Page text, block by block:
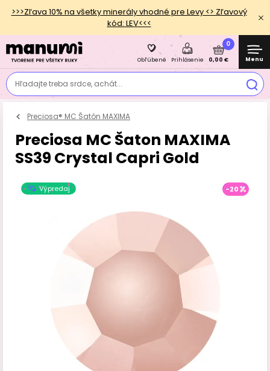
>>>Zľava 10% na všetky minerály vhodné pre Levy <> Zľavový
kód: LEV<<<
Hľadajte treba srdce, achát...
Obľúbené Prihlásenie
0
0,00 € Menu
Preciosa® MC Šatón MAXIMA
Preciosa MC Šaton MAXIMA
SS39 Crystal Capri Gold
Výpredaj -20